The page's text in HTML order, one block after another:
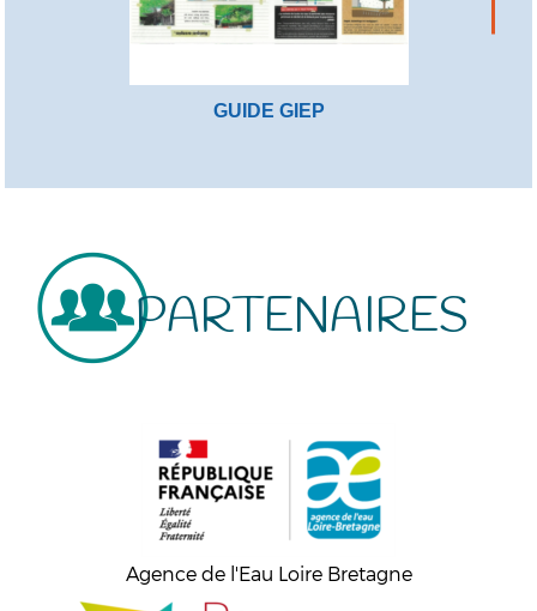
GUIDE GIEP
PARTENAIRES
Agence de l'Eau Loire Bretagne